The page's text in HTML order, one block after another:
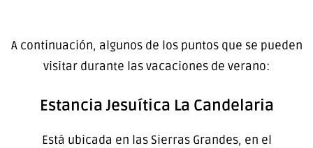
A continuación, algunos de los puntos que se pueden
visitar durante las vacaciones de verano:
Estancia Jesuítica La Candelaria
Está ubicada en las Sierras Grandes, en el